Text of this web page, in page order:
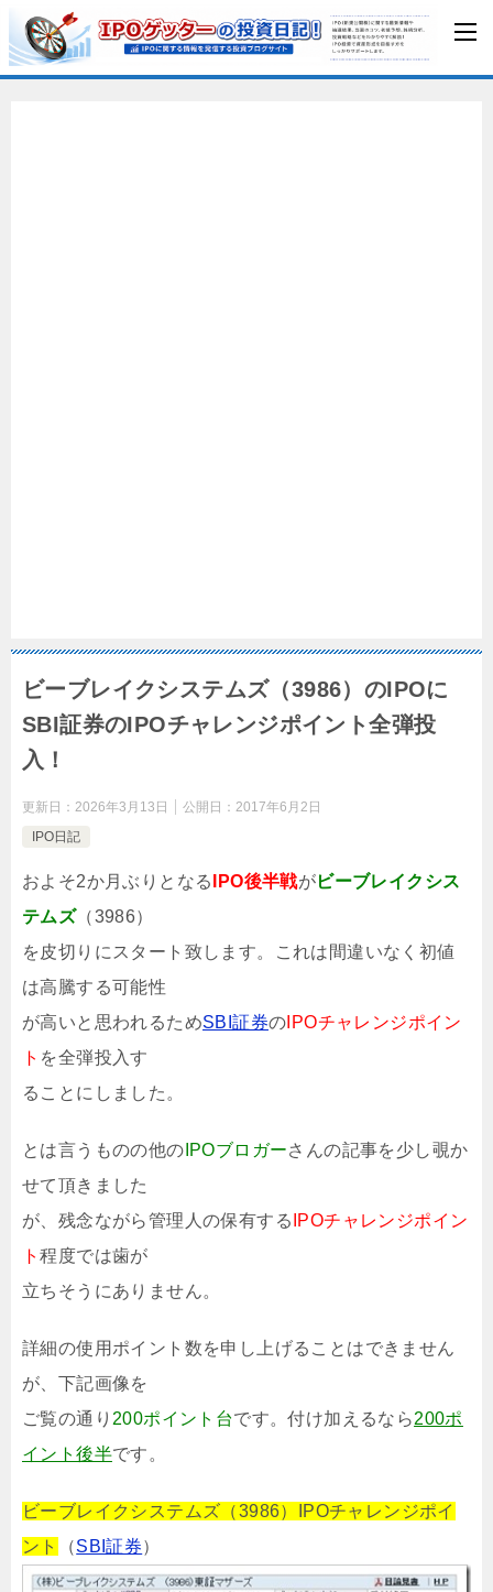
ビーブレイクシステムズ（3986）のIPOに
SBI証券のIPOチャレンジポイント全弾投
入！
更新日： 2026年3月13日 公開日： 2017年6月2日
IPO日記
およそ2か月ぶりとなる IPO後半戦がビーブレイクシス
テムズ（3986）
を皮切りにスタート致します。これは間違いなく初値
は高騰する可能性
が高いと思われるためSBI証券の IPOチャレンジポイン
ト を全弾投入す
ることにしました。
とは言うものの他の IPOブロガーさんの記事を少し覗か
せて頂きました
が、残念ながら管理人の保有する IPOチャレンジポイン
ト程度では歯が
立ちそうにありません。
詳細の使用ポイント数を申し上げることはできません
が、下記画像を
ご覧の通り 200ポイント台です。付け加えるなら200ポ
イント後半です。
ビーブレイクシステムズ（3986）IPOチャレンジポイ
ント
（SBI証券）